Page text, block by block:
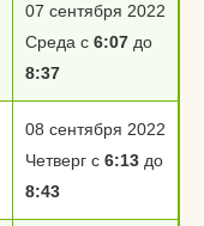
07 сентября 2022
Среда с 6:07 до
8:37
08 сентября 2022
Четверг с 6:13 до
8:43